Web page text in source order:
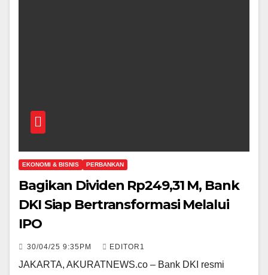
EKONOMI & BISNIS PERBANKAN
Bagikan Dividen Rp249,31 M, Bank
DKI Siap Bertransformasi Melalui
IPO
30/04/25 9:35PM EDITOR1
JAKARTA, AKURATNEWS.co – Bank DKI resmi